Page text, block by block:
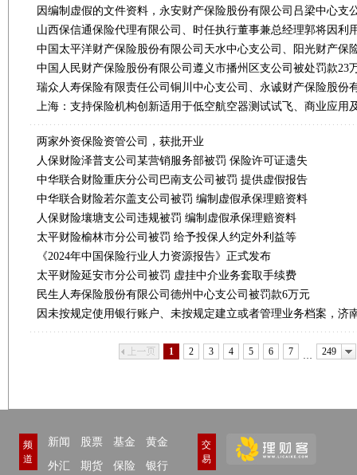
中国人民财产保险股份有限公司遵义市播州区支公司被处罚款23
两家外资保险资管公司，获批开业
人保财险泽普支公司某营销服务部被罚 保险许可证遗失
中华联合财险重庆分公司巴南支公司被罚 提供虚假报告
中华联合财险若尔盖支公司被罚 编制虚假承保理赔资料
人保财险壤塘支公司违规被罚 编制虚假承保理赔资料
太平财险榆林市分公司被罚 给予投保人约定外利益等
《2024年中国保险行业人力资源报告》正式发布
太平财险延安市分公司被罚 虚挂中介业务套取手续费
民生人寿保险股份有限公司德州中心支公司被罚款6万元
1 2 3 4 5 6 7 … 249
下一页
频
道
新闻 股票 基金
黄金
外汇
期货 保险
银行
交
易